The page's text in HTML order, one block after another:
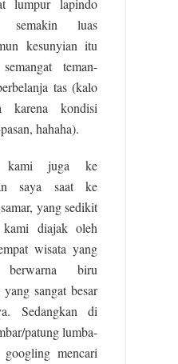
lumpur lapindo
luas
kesunyian itu
teman-
tas (kalo
karena kondisi
hahaha).
kami juga ke
saya saat ke
yang sedikit
diajak oleh
wisata yang
biru
sangat besar
Sedangkan di
patung lumba-
mencari